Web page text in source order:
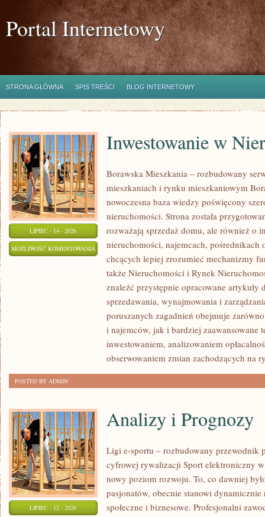
Portal Internetowy
STRONA GŁÓWNA SPIS TREŚCI BLOG INTERNETOWY
LIPIEC - 14 - 2026
MOŻLIWOŚĆ KOMENTOWANIA INWESTOWANIE
NIERUCHOMOŚCI
Inwestowanie w
Borawska Mieszkania – rozbudowany
mieszkaniach i rynku mieszkaniowym
nowoczesna baza wiedzy poświęcony
nieruchomości. Strona została
rozważają sprzedaż domu, ale również o
nieruchomości, najemcach,
chcących lepiej zrozumieć mechanizmy
także Nieruchomości i Rynek
znaleźć przystępnie opracowane artykuły
sprzedawania, wynajmowania i
poruszanych zagadnień obejmuje
i najemców, jak i bardziej zaawansowane
inwestowaniem, analizowaniem
obserwowaniem zmian zachodzących na
POSTED BY ADMIN
LIPIEC - 12 - 2026
Analizy i Prognozy
Ligi e-sportu – rozbudowany przewodnik
cyfrowej rywalizacji Sport elektroniczny
nowy poziom rozwoju. To, co dawniej
pasjonatów, obecnie stanowi
społeczne i biznesowe. Profesjonalni